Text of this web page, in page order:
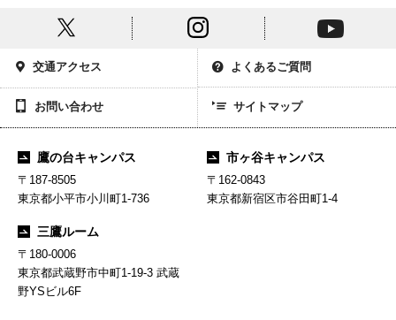
交通アクセス よくあるご質問
お問い合わせ サイトマップ
鷹の台キャンパス
〒187-8505
東京都小平市小川町1-736
市ヶ谷キャンパス
〒162-0843
東京都新宿区市谷田町1-4
三鷹ルーム
〒180-0006
東京都武蔵野市中町1-19-3 武蔵
野YSビル6F